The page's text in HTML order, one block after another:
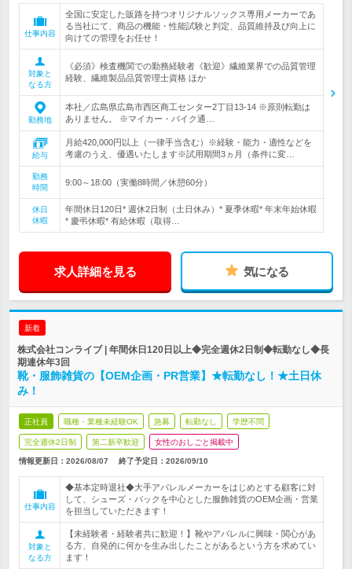
仕事内容
全国に安定した販路を持つオリジナルソックス専用メーカーであ
る当社にて、商品の機能・性能試験と判定、品質維持及び向上に
向けての管理をお任せ！
対象と
なる方
《必須》検査機関での勤務経験者《歓迎》繊維業界での品質管理
経験、繊維製品品質管理士資格 ほか
勤務地
本社／広島県広島市西区商工センター2丁目13-14 ※原則転勤は
ありません。 ※マイカー・バイク通…
給与
月給420,000円以上（一律手当含む）※経験・能力・適性などを
考慮のうえ、優遇いたします※試用期間3ヵ月（条件に変…
勤務
時間
9:00～18:00（実働8時間／休憩60分）
休日
休暇
年間休日120日* 週休2日制（土日休み）* 夏季休暇* 年末年始休暇
* 慶弔休暇* 有給休暇（取得…
求人詳細を見る 気になる
新着
株式会社コンライブ | 年間休日120日以上◆完全週休2日制◆転勤なし◆長
期連休年3回
靴・服飾雑貨の【OEM企画・PR営業】★転勤なし！★土日休
み！
正社員 職種・業種未経験OK 急募 転勤なし 学歴不問
完全週休2日制 第二新卒歓迎 女性のおしごと掲載中
情報更新日：2026/08/07 終了予定日： 2026/09/10
仕事内容
◆基本定時退社◆大手アパレルメーカーをはじめとする顧客に対
して、シューズ・バックを中心とした服飾雑貨のOEM企画・営業
を担当していただきます！
対象と
なる方
【未経験者・経験者共に歓迎！】靴やアパレルに興味・関心があ
る方、自発的に何かを生み出したことがあるという方を求めてい
ます！